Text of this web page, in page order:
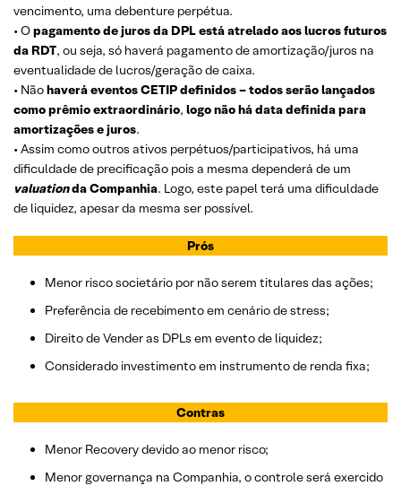
vencimento, uma debenture perpétua.
• Opagamento de juros da DPL está atrelado aos lucros futuros
da RDT, ou seja, só haverá pagamento de amortização/juros na
eventualidade de lucros/geração de caixa.
• Nãohaverá eventos CETIP definidos – todos serão lançados
como prêmio extraordinário, logo não há data definida para
amortizações e juros.
• Assim como outros ativos perpétuos/participativos, há uma
dificuldade de precificação pois a mesma dependerá de um
valuationda Companhia. Logo, este papel terá uma dificuldade
de liquidez, apesar da mesma ser possível.
Prós
Menor risco societário por não serem titulares das ações;
Preferência de recebimento em cenário de stress;
Direito de Vender as DPLs em evento de liquidez;
Considerado investimento em instrumento de renda fixa;
Contras
Menor Recovery devido ao menor risco;
Menor governança na Companhia, o controle será exercido